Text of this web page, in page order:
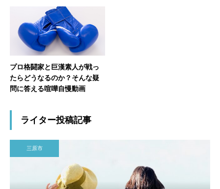
プロ格闘家と巨漢素人が戦っ
たらどうなるのか？そんな疑
問に答える喧嘩自慢動画
ライター投稿記事
三原市